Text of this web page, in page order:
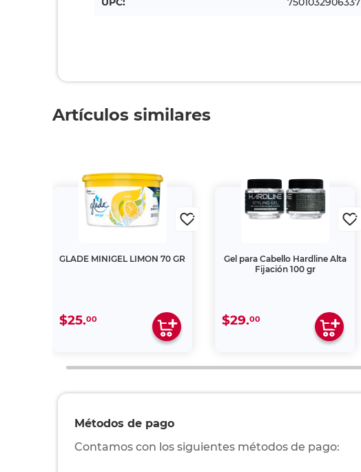
Artículos similares
GLADE MINIGEL LIMON 70 GR
$25.00
Gel para Cabello Hardline Alta
Fijación 100 gr
$29.00
Métodos de pago
Contamos con los siguientes métodos de pago: